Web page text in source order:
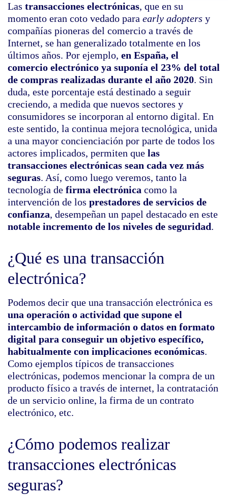
Las transacciones electrónicas, que en su
momento eran coto vedado para early adopters y
compañías pioneras del comercio a través de
Internet, se han generalizado totalmente en los
últimos años. Por ejemplo, en España, el
comercio electrónico ya suponía el 23% del total
de compras realizadas durante el año 2020. Sin
duda, este porcentaje está destinado a seguir
creciendo, a medida que nuevos sectores y
consumidores se incorporan al entorno digital. En
este sentido, la continua mejora tecnológica, unida
a una mayor concienciación por parte de todos los
actores implicados, permiten que las
transacciones electrónicas sean cada vez más
seguras. Así, como luego veremos, tanto la
tecnología de firma electrónica como la
intervención de los prestadores de servicios de
confianza, desempeñan un papel destacado en este
notable incremento de los niveles de seguridad.
¿Qué es una transacción
electrónica?
Podemos decir que una transacción electrónica es
una operación o actividad que supone el
intercambio de información o datos en formato
digital para conseguir un objetivo específico,
habitualmente con implicaciones económicas.
Como ejemplos típicos de transacciones
electrónicas, podemos mencionar la compra de un
producto físico a través de internet, la contratación
de un servicio online, la firma de un contrato
electrónico, etc.
¿Cómo podemos realizar
transacciones electrónicas
seguras?